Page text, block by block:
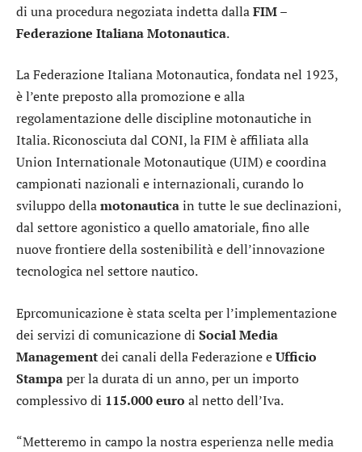
di una procedura negoziata indetta dallaFIM –
Federazione Italiana Motonautica.
La Federazione Italiana Motonautica, fondata nel 1923,
è l’ente preposto alla promozione e alla
regolamentazione delle discipline motonautiche in
Italia. Riconosciuta dal CONI, la FIM è affiliata alla
Union Internationale Motonautique (UIM) e coordina
campionati nazionali e internazionali, curando lo
sviluppo dellamotonauticain tutte le sue declinazioni,
dal settore agonistico a quello amatoriale, fino alle
nuove frontiere della sostenibilità e dell’innovazione
tecnologica nel settore nautico.
Eprcomunicazione è stata scelta per l’implementazione
dei servizi di comunicazione di Social Media
Managementdei canali della Federazione eUfficio
Stampaper la durata di un anno, per un importo
complessivo di 115.000 euro al netto dell’Iva.
“Metteremo in campo la nostra esperienza nelle media